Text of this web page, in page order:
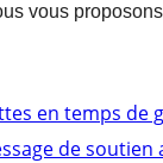
vous proposons
en temps de
de soutien